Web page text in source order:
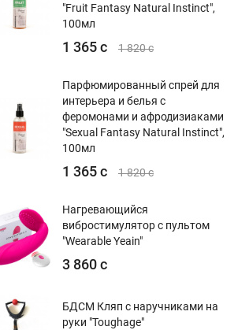
"Fruit Fantasy Natural Instinct",
100мл
1 365 с 1 820 с
Парфюмированный спрей для
интерьера и белья с
феромонами и афродизиаками
"Sexual Fantasy Natural Instinct",
100мл
1 365 с 1 820 с
Нагревающийся
вибростимулятор с пультом
"Wearable Yeain"
3 860 с
БДСМ Кляп с наручниками на
руки "Toughage"